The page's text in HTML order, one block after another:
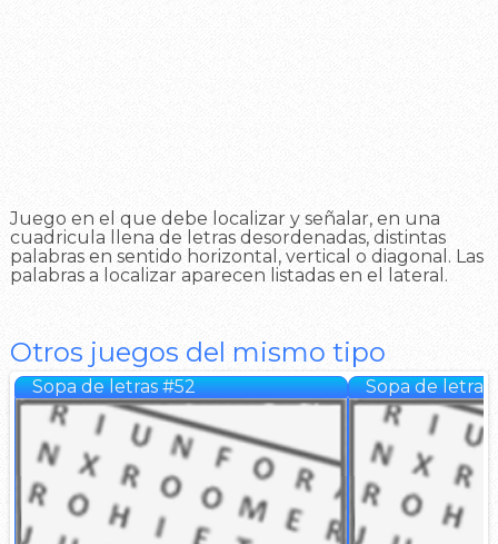
Juego en el que debe localizar y señalar, en una
cuadricula llena de letras desordenadas, distintas
palabras en sentido horizontal, vertical o diagonal. Las
palabras a localizar aparecen listadas en el lateral.
Otros juegos del mismo tipo
Sopa de letras #52 Sopa de letras